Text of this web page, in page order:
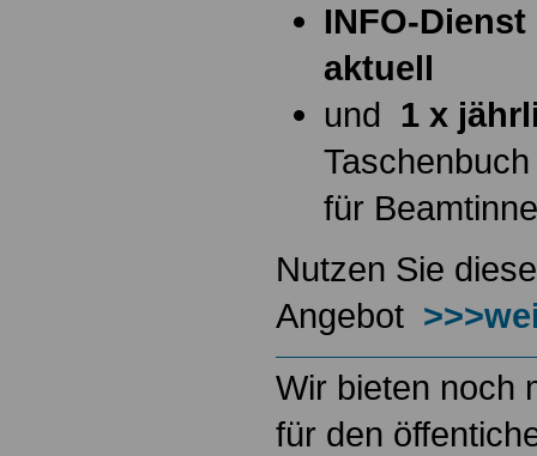
INFO-
aktuell
und 1 x
Taschenbuch
für
Nutzen Sie
Angebot
Wir bieten noch
für den